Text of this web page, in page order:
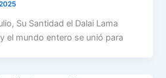
Su Santidad el Dalai Lama
el mundo entero se unió para